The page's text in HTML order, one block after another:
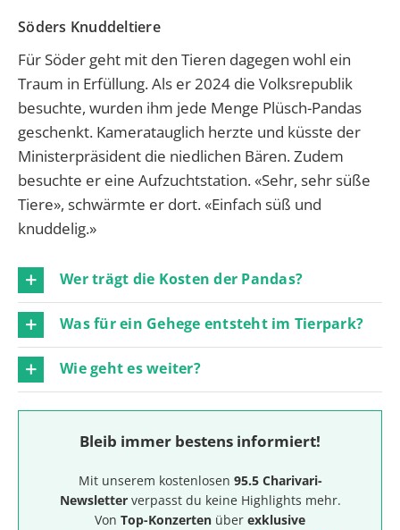
Söders Knuddeltiere
Für Söder geht mit den Tieren dagegen wohl ein
Traum in Erfüllung. Als er 2024 die Volksrepublik
besuchte, wurden ihm jede Menge Plüsch-Pandas
geschenkt. Kameratauglich herzte und küsste der
Ministerpräsident die niedlichen Bären. Zudem
besuchte er eine Aufzuchtstation. «Sehr, sehr süße
Tiere», schwärmte er dort. «Einfach süß und
knuddelig.»
Wer trägt die Kosten der Pandas?
Was für ein Gehege entsteht im Tierpark?
Wie geht es weiter?
Bleib immer bestens informiert!
Mit unserem kostenlosen 95.5 Charivari-
Newsletterverpasst du keine Highlights mehr.
Von Top-Konzerten über exklusive